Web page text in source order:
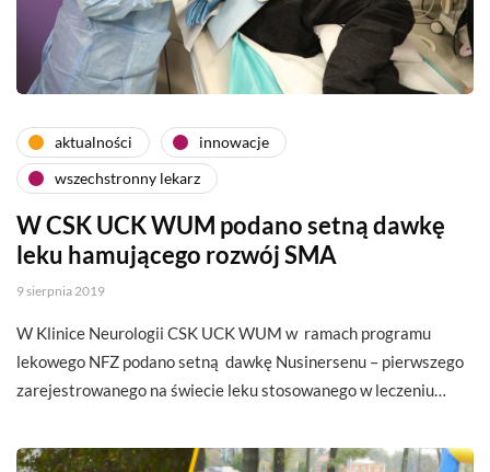
aktualności
innowacje
wszechstronny lekarz
W CSK UCK WUM podano setną dawkę
leku hamującego rozwój SMA
9 sierpnia 2019
W Klinice Neurologii CSK UCK WUM w ramach programu
lekowego NFZ podano setną dawkę Nusinersenu – pierwszego
zarejestrowanego na świecie leku stosowanego w leczeniu…